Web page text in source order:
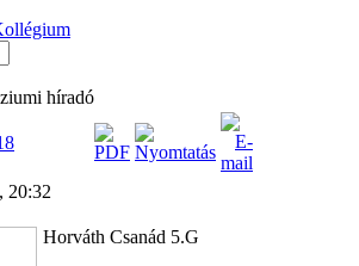
híradó
20:32
Horváth Csanád 5.G